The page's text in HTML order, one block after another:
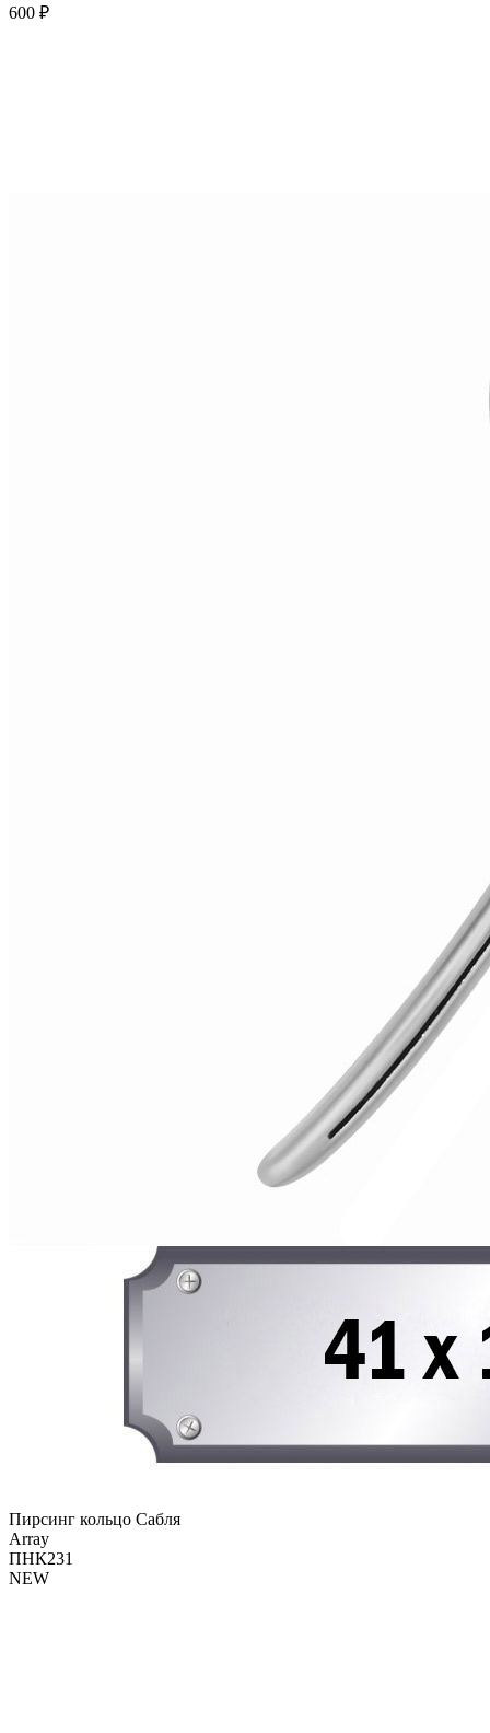
600 ₽
Пирсинг кольцо Сабля
Array
ПНК231
NEW